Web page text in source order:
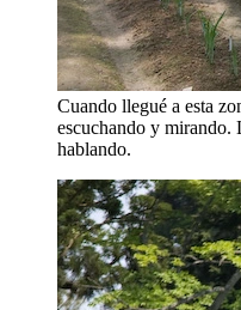
Cuando llegué a esta
escuchando y mirando.
hablando.